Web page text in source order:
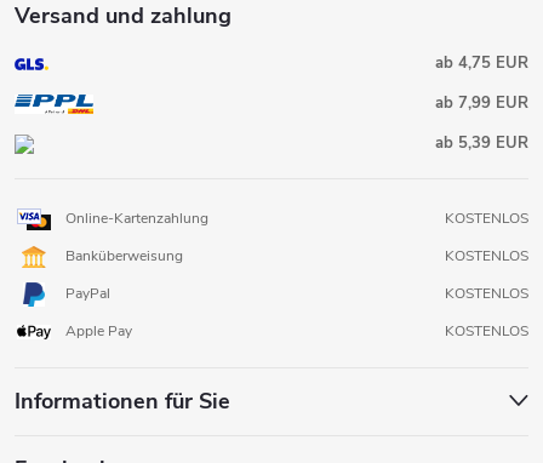
Versand und zahlung
ab 4,75 EUR
ab 7,99 EUR
ab 5,39 EUR
Online-Kartenzahlung
KOSTENLOS
Banküberweisung
KOSTENLOS
PayPal
KOSTENLOS
Apple Pay
KOSTENLOS
Informationen für Sie